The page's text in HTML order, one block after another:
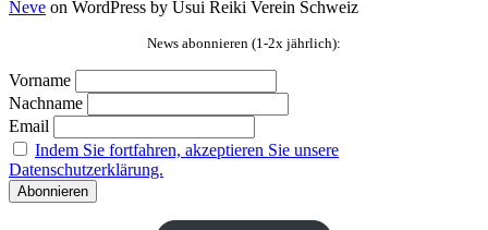
Neve on WordPress by Usui Reiki Verein Schweiz
News abonnieren (1-2x jährlich):
Vorname
Nachname
Email
Indem Sie fortfahren, akzeptieren Sie unsere
Datenschutzerklärung.